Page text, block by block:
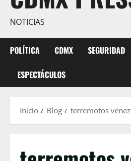
NOTICIAS
POLÍTICA CDMX SEGURIDAD
ESPECTÁCULOS
Inicio Blog terremotos